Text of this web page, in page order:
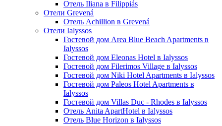
Отель Iliana в Filippiás
Отели Grevená
Отель Achillion в Grevená
Отели Ialyssos
Гостевой дом Area Blue Beach Apartments в
Ialyssos
Гостевой дом Eleonas Hotel в Ialyssos
Гостевой дом Filerimos Village в Ialyssos
Гостевой дом Niki Hotel Apartments в Ialyssos
Гостевой дом Paleos Hotel Apartments в
Ialyssos
Гостевой дом Villas Duc - Rhodes в Ialyssos
Отель Anita ApartHotel в Ialyssos
Отель Blue Horizon в Ialyssos